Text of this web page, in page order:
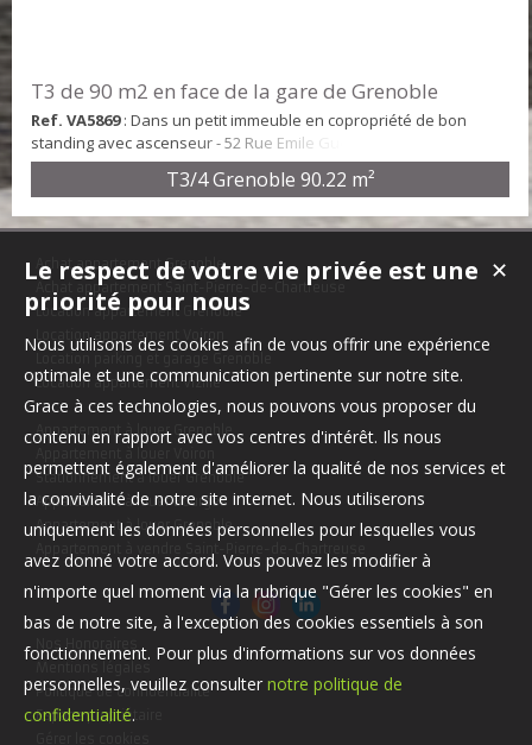
T3 de 90 m2 en face de la gare de Grenoble
Ref. VA5869: Dans un petit immeuble en copropriété de bon
standing avec ascenseur - 52 Rue Emile Gueymard - Confortable
T3 de 90 m2 - Vaste séjour / salon de plus de 30 m2 avec balcon
de 4,5 m2, une cuisine indépendante et équipé avec coin repas,
Chauffage individuel au gaz, menuiseries équipées de double
T3/4 Grenoble 90.22 m²
Achat appartement Grenoble
Achat appartement Saint-Pierre-de-Chartreuse
Location appartement Grenoble
Location appartement Voiron
Location appartement Vizille
Appartement à louer Grenoble
Stationnement à louer Grenoble
Appartement à louer Bourges
Appartement à louer Grenoble
Nos Honoraires
Politique de confidentialité
Espace propriétaire
✕
Le respect de votre vie privée est une
priorité pour nous
Nous utilisons des cookies afin de vous offrir une expérience
optimale et une communication pertinente sur notre site.
Grace à ces technologies, nous pouvons vous proposer du
contenu en rapport avec vos centres d'intérêt. Ils nous
permettent également d'améliorer la qualité de nos services et
la convivialité de notre site internet. Nous utiliserons
uniquement les données personnelles pour lesquelles vous
avez donné votre accord. Vous pouvez les modifier à
n'importe quel moment via la rubrique "Gérer les cookies" en
bas de notre site, à l'exception des cookies essentiels à son
fonctionnement. Pour plus d'informations sur vos données
personnelles, veuillez consulter notre politique de
confidentialité.